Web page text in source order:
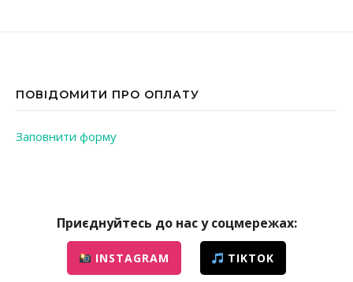
ПОВІДОМИТИ ПРО ОПЛАТУ
Заповнити форму
Приєднуйтесь до нас у соцмережах:
INSTAGRAM TIKTOK